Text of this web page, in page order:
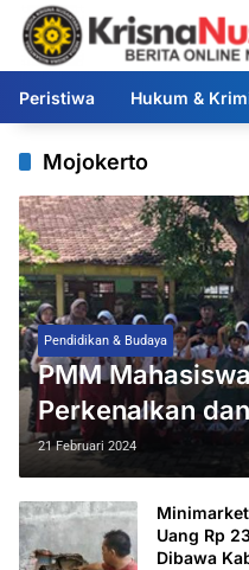
Langsung
konten
Peristiwa Hukum &
Mojokerto
Pendidikan & Budaya
PMM
Perkenalkan
Pelajar SDN
21 Februari 2024
Uang Rp
Dibawa